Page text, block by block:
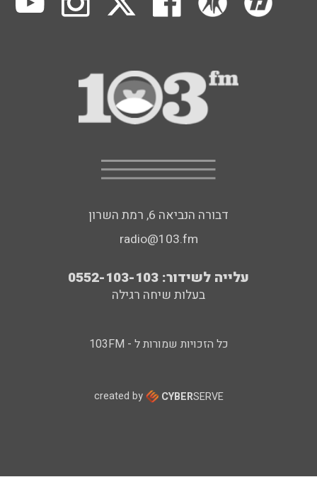
דבורה הנביאה 6, רמת השרון
radio@103.fm
עלייה לשידור: 0552-103-103
בעלות שיחה רגילה
כל הזכויות שמורות ל - 103FM
created by CYBERSERVE